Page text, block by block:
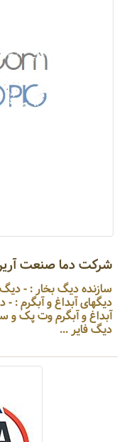
شرکت دما صنعت
سازنده دیگ بخار :
آبداغ و آبگرم وت پک و
دیگ فایر ...